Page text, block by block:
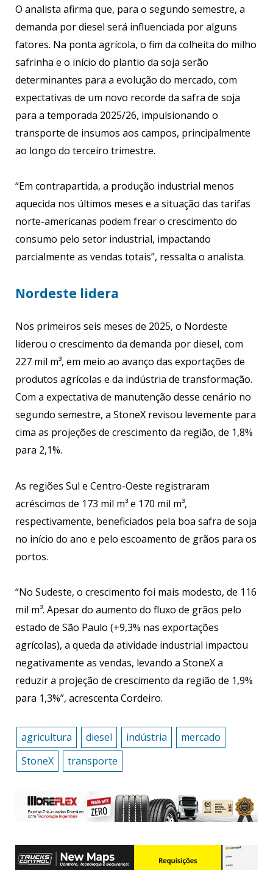
O analista afirma que, para o segundo semestre, a
demanda por diesel será influenciada por alguns
fatores. Na ponta agrícola, o fim da colheita do milho
safrinha e o início do plantio da soja serão
determinantes para a evolução do mercado, com
expectativas de um novo recorde da safra de soja
para a temporada 2025/26, impulsionando o
transporte de insumos aos campos, principalmente
ao longo do terceiro trimestre.
“Em contrapartida, a produção industrial menos
aquecida nos últimos meses e a situação das tarifas
norte-americanas podem frear o crescimento do
consumo pelo setor industrial, impactando
parcialmente as vendas totais”, ressalta o analista.
Nordeste lidera
Nos primeiros seis meses de 2025, o Nordeste
liderou o crescimento da demanda por diesel, com
227 mil m³, em meio ao avanço das exportações de
produtos agrícolas e da indústria de transformação.
Com a expectativa de manutenção desse cenário no
segundo semestre, a StoneX revisou levemente para
cima as projeções de crescimento da região, de 1,8%
para 2,1%.
As regiões Sul e Centro-Oeste registraram
acréscimos de 173 mil m³ e 170 mil m³,
respectivamente, beneficiados pela boa safra de soja
no início do ano e pelo escoamento de grãos para os
portos.
“No Sudeste, o crescimento foi mais modesto, de 116
mil m³. Apesar do aumento do fluxo de grãos pelo
estado de São Paulo (+9,3% nas exportações
agrícolas), a queda da atividade industrial impactou
negativamente as vendas, levando a StoneX a
reduzir a projeção de crescimento da região de 1,9%
para 1,3%”, acrescenta Cordeiro.
agricultura diesel indústria
mercado
StoneX
transporte